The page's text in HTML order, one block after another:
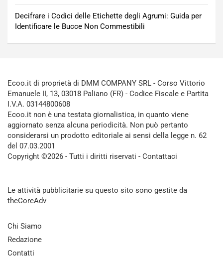
Decifrare i Codici delle Etichette degli Agrumi: Guida per
Identificare le Bucce Non Commestibili
Ecoo.it di proprietà di DMM COMPANY SRL - Corso Vittorio
Emanuele II, 13, 03018 Paliano (FR) - Codice Fiscale e Partita
I.V.A. 03144800608
Ecoo.it non è una testata giornalistica, in quanto viene
aggiornato senza alcuna periodicità. Non può pertanto
considerarsi un prodotto editoriale ai sensi della legge n. 62
del 07.03.2001
Copyright ©2026 - Tutti i diritti riservati - Contattaci
Le attività pubblicitarie su questo sito sono gestite da
theCoreAdv
Chi Siamo
Redazione
Contatti